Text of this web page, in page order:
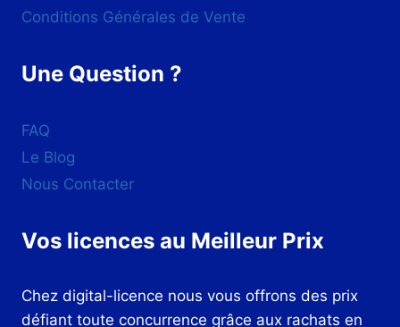
Conditions Générales de Vente
Une Question ?
FAQ
Le Blog
Nous Contacter
Vos licences au Meilleur Prix
Chez digital-licence nous vous offrons des prix
défiant toute concurrence grâce aux rachats en